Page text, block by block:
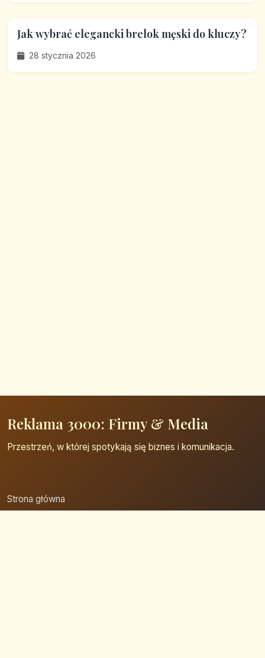
Jak wybrać elegancki brelok męski do kluczy?
28 stycznia 2026
Reklama 3000: Firmy & Media
Przestrzeń, w której spotykają się biznes i komunikacja.
Strona główna